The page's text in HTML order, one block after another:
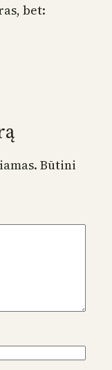
bet:
Būtini